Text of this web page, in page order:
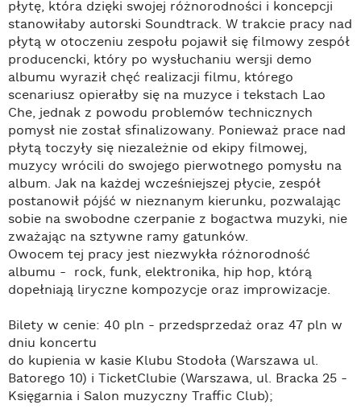
płytę, która dzięki swojej różnorodności i koncepcji
stanowiłaby autorski Soundtrack. W trakcie pracy nad
płytą w otoczeniu zespołu pojawił się filmowy zespół
producencki, który po wysłuchaniu wersji demo
albumu wyraził chęć realizacji filmu, którego
scenariusz opierałby się na muzyce i tekstach Lao
Che, jednak z powodu problemów technicznych
pomysł nie został sfinalizowany. Ponieważ prace nad
płytą toczyły się niezależnie od ekipy filmowej,
muzycy wrócili do swojego pierwotnego pomysłu na
album. Jak na każdej wcześniejszej płycie, zespół
postanowił pójść w nieznanym kierunku, pozwalając
sobie na swobodne czerpanie z bogactwa muzyki, nie
zważając na sztywne ramy gatunków.
Owocem tej pracy jest niezwykła różnorodność
albumu - rock, funk, elektronika, hip hop, którą
dopełniają liryczne kompozycje oraz improwizacje.
Bilety w cenie: 40 pln - przedsprzedaż oraz 47 pln w
dniu koncertu
do kupienia w kasie Klubu Stodoła (Warszawa ul.
Batorego 10) i TicketClubie (Warszawa, ul. Bracka 25 -
Księgarnia i Salon muzyczny Traffic Club);